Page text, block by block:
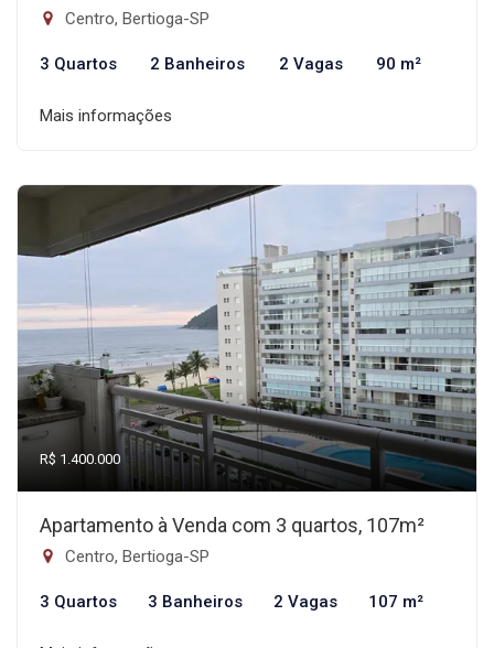
Centro, Bertioga-SP
3 Quartos 2 Banheiros 2 Vagas 90 m²
Mais informações
R$ 1.400.000
Apartamento à Venda com 3 quartos, 107m²
Centro, Bertioga-SP
3 Quartos 3 Banheiros 2 Vagas 107 m²